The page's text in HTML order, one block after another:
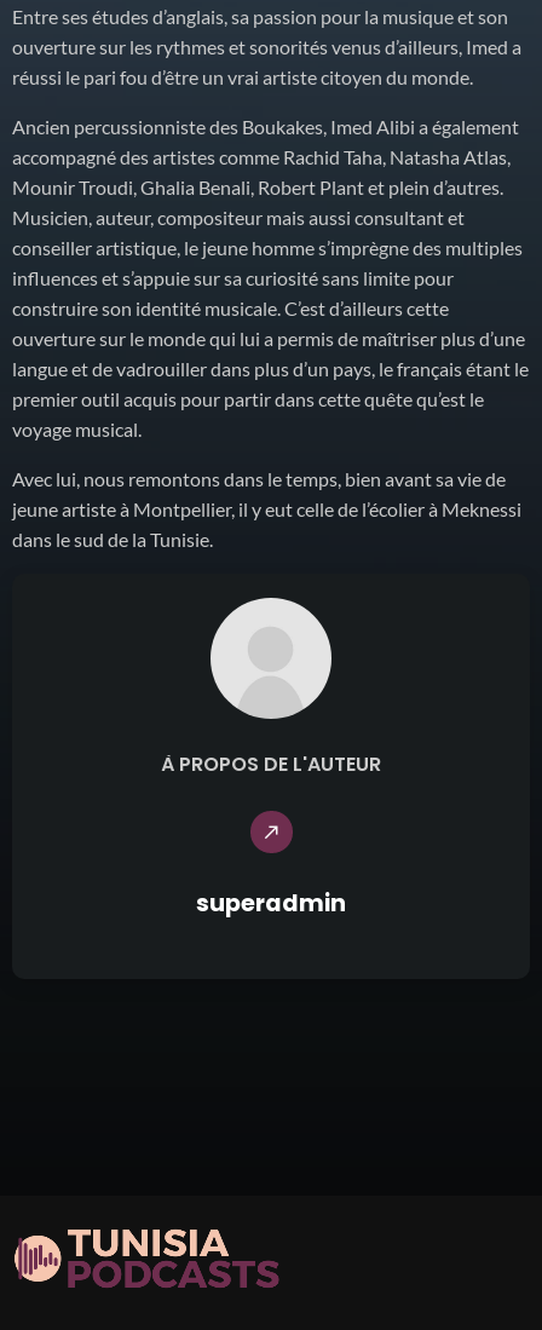
Entre ses études d’anglais, sa passion pour la musique et son
ouverture sur les rythmes et sonorités venus d’ailleurs, Imed a
réussi le pari fou d’être un vrai artiste citoyen du monde.
Ancien percussionniste des Boukakes, Imed Alibi a également
accompagné des artistes comme Rachid Taha, Natasha Atlas,
Mounir Troudi, Ghalia Benali, Robert Plant et plein d’autres.
Musicien, auteur, compositeur mais aussi consultant et
conseiller artistique, le jeune homme s’imprègne des multiples
influences et s’appuie sur sa curiosité sans limite pour
construire son identité musicale. C’est d’ailleurs cette
ouverture sur le monde qui lui a permis de maîtriser plus d’une
langue et de vadrouiller dans plus d’un pays, le français étant le
premier outil acquis pour partir dans cette quête qu’est le
voyage musical.
Avec lui, nous remontons dans le temps, bien avant sa vie de
jeune artiste à Montpellier, il y eut celle de l’écolier à Meknessi
dans le sud de la Tunisie.
À PROPOS DE L'AUTEUR
call_made
superadmin